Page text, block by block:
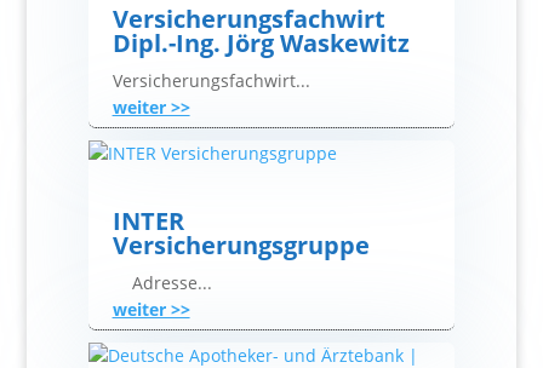
Versicherungsfachwirt
Dipl.-Ing. Jörg Waskewitz
Versicherungsfachwirt...
weiter >>
INTER
Versicherungsgruppe
Adresse...
weiter >>